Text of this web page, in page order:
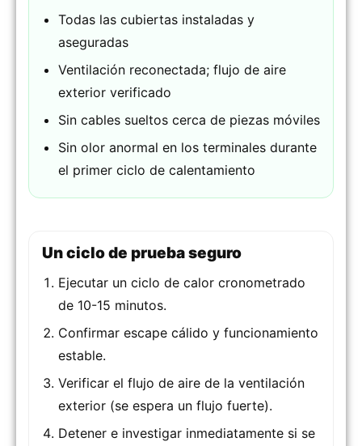
Todas las cubiertas instaladas y
aseguradas
Ventilación reconectada; flujo de aire
exterior verificado
Sin cables sueltos cerca de piezas móviles
Sin olor anormal en los terminales durante
el primer ciclo de calentamiento
Un ciclo de prueba seguro
Ejecutar un ciclo de calor cronometrado
de 10-15 minutos.
Confirmar escape cálido y funcionamiento
estable.
Verificar el flujo de aire de la ventilación
exterior (se espera un flujo fuerte).
Detener e investigar inmediatamente si se